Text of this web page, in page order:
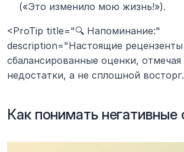
(«Это изменило мою жизнь!»).
<ProTip title="🔍 Напоминание:"
description="Настоящие
сбалансированные оценки,
недостатки, а не сплошной
Как понимать негативные